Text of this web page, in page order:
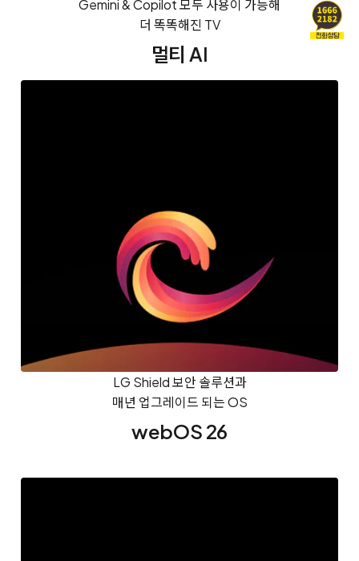
Gemini & Copilot 모두 사용이 가능해
더 똑똑해진 TV
멀티 AI
LG Shield 보안 솔루션과
매년 업그레이드 되는 OS
webOS 26